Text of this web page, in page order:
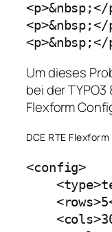
<p>&nbsp;</
<p>&nbsp;</
<p>&nbsp;</
Um dieses
bei der TYPO3
Flexform
DCE RTE
<config>